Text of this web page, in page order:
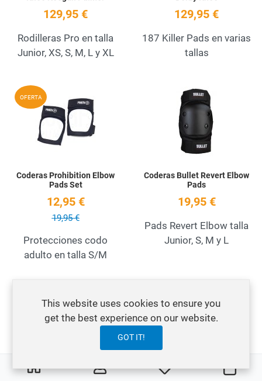
My Wishlist Orga
129,95 €
Rodilleras Pro en talla
Junior, XS, S, M, L y XL
129,95 €
187 Killer Pads en varias
tallas
OFERTA Add to Wishlist
Coderas Prohibition Elbow
Pads Set
12,95 €
19,95 €
Protecciones codo
adulto en talla S/M
Coderas Bullet Revert Elbow
Pads
19,95 €
Pads Revert Elbow talla
Junior, S, M y L
Quick View
Coderas Pro-Tec Pads Street
OFERTA
Coderas Pro-Tec Pads Street
This website uses cookies to ensure you
get the best experience on our website.
GOT IT!